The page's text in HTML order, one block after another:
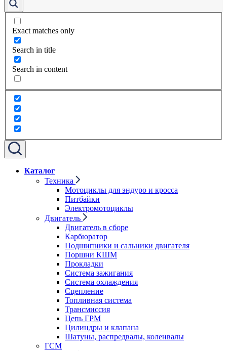
Exact matches only
Search in title
Search in content
Каталог
Техника
Мотоциклы для эндуро и кросса
Питбайки
Электромотоциклы
Двигатель
Двигатель в сборе
Карбюратор
Подшипники и сальники двигателя
Поршни КШМ
Прокладки
Система зажигания
Система охлаждения
Сцепление
Топливная система
Трансмиссия
Цепь ГРМ
Цилиндры и клапана
Шатуны, распредвалы, коленвалы
ГСМ